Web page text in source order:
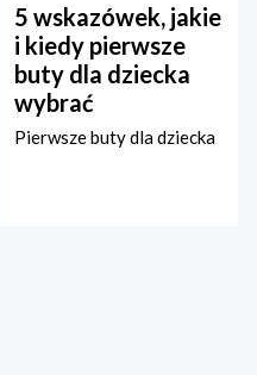
5 wskazówek, jakie
i kiedy pierwsze
buty dla dziecka
wybrać
Pierwsze buty dla dziecka